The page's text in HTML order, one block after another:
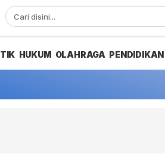
HUKUM OLAHRAGA PENDIDIKAN